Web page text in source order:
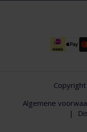
Algemene